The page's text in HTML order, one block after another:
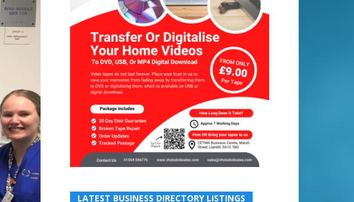
LATEST BUSINESS DIRECTORY LISTINGS